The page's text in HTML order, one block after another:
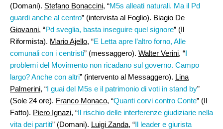
(Domani). Stefano Bonaccini, “M5s alleati naturali. Ma il Pd
guardi anche al centro” (intervista al Foglio). Biagio De
Giovanni, “Pd sveglia, basta inseguire quel signore” (Il
Riformista). Mario Ajello, “E Letta apre l’altro forno, Alle
comunali con i centristi” (messaggero). Walter Verini, “I
problemi del Movimento non ricadano sul governo. Campo
largo? Anche con altri” (intervento al Messaggero). Lina
Palmerini, “I guai del M5s e il patrimonio di voti in stand by”
(Sole 24 ore). Franco Monaco, “Quanti corvi contro Conte” (Il
Fatto). Piero Ignazi, “Il rischio delle interferenze giudiziarie nella
vita dei partiti” (Domani). Luigi Zanda, “Il leader e giurista